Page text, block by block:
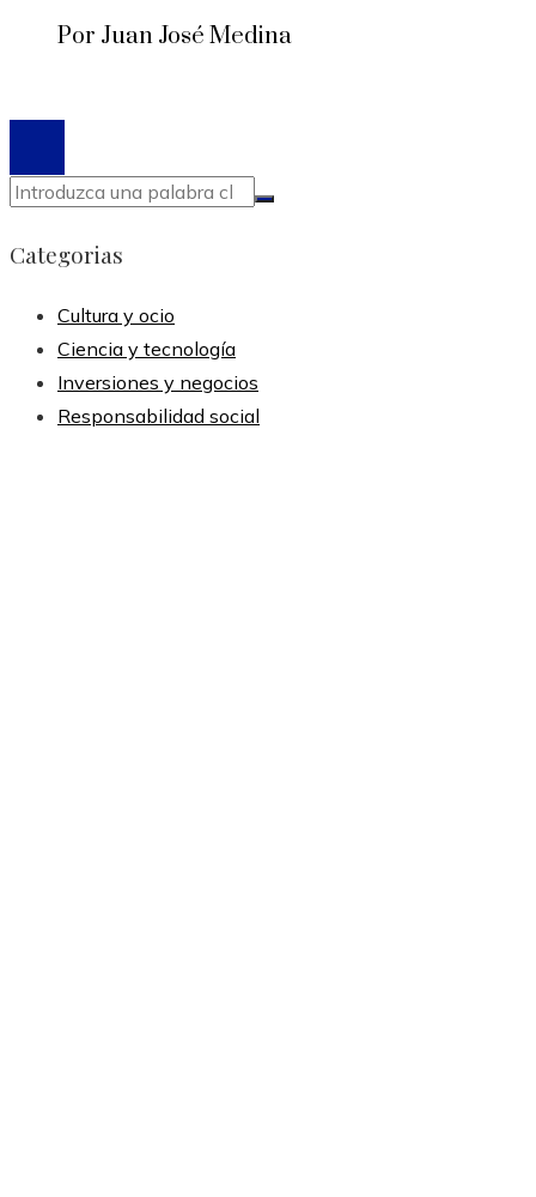
Por Juan José Medina
Categorias
Cultura y ocio
Ciencia y tecnología
Inversiones y negocios
Responsabilidad social